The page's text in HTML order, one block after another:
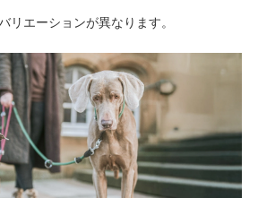
リエーションが異なります。